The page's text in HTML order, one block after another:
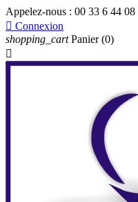
Appelez-nous : 00 33 6 44 08
 Connexion
shopping_cart Panier (0)
